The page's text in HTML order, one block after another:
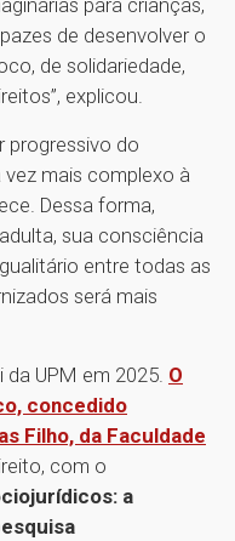
de desenvolver o
de solidariedade,
explicou.
progressivo do
mais complexo à
Dessa forma,
sua consciência
entre todas as
será mais
UPM em 2025. O
concedido
Filho, da Faculdade
com o
a